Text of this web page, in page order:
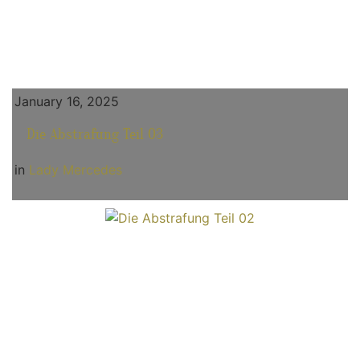
January 16, 2025
Die Abstrafung Teil 03
in Lady Mercedes